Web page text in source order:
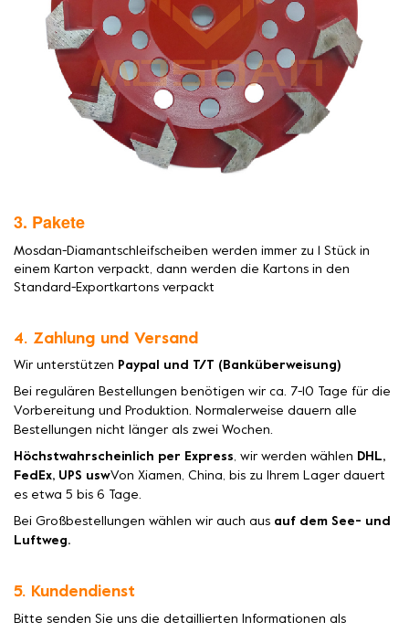
3. Pakete
Mosdan-Diamantschleifscheiben werden immer zu 1 Stück in
einem Karton verpackt, dann werden die Kartons in den
Standard-Exportkartons verpackt
4. Zahlung und Versand
Wir unterstützen Paypal und T/T (Banküberweisung)
Bei regulären Bestellungen benötigen wir ca. 7-10 Tage für die
Vorbereitung und Produktion. Normalerweise dauern alle
Bestellungen nicht länger als zwei Wochen.
Höchstwahrscheinlich per Express, wir werden wählen DHL,
FedEx, UPS uswVon Xiamen, China, bis zu Ihrem Lager dauert
es etwa 5 bis 6 Tage.
Bei Großbestellungen wählen wir auch aus auf dem See- und
Luftweg.
5. Kundendienst
Bitte senden Sie uns die detaillierten Informationen als